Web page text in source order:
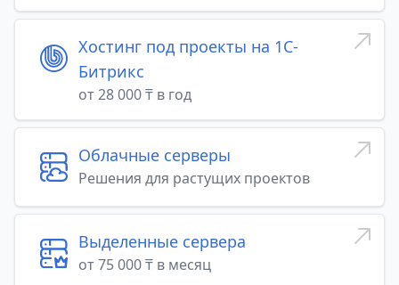
Хостинг под проекты на 1C-
Битрикс
от 28 000 ₸ в год
Облачные серверы
Решения для растущих проектов
Выделенные сервера
от 75 000 ₸ в месяц